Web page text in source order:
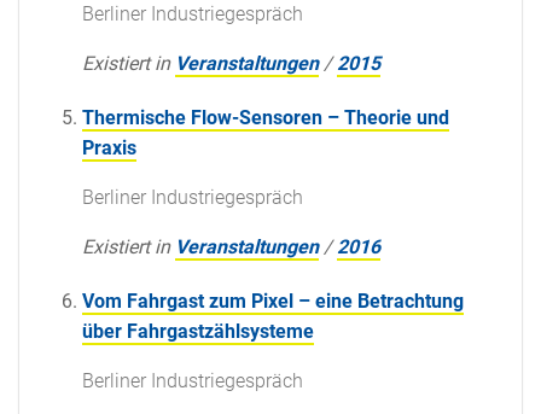
Berliner Industriegespräch
Existiert in Veranstaltungen /2015
Thermische Flow-Sensoren – Theorie und
Praxis
Berliner Industriegespräch
Existiert in Veranstaltungen /2016
Vom Fahrgast zum Pixel – eine Betrachtung
über Fahrgastzählsysteme
Berliner Industriegespräch